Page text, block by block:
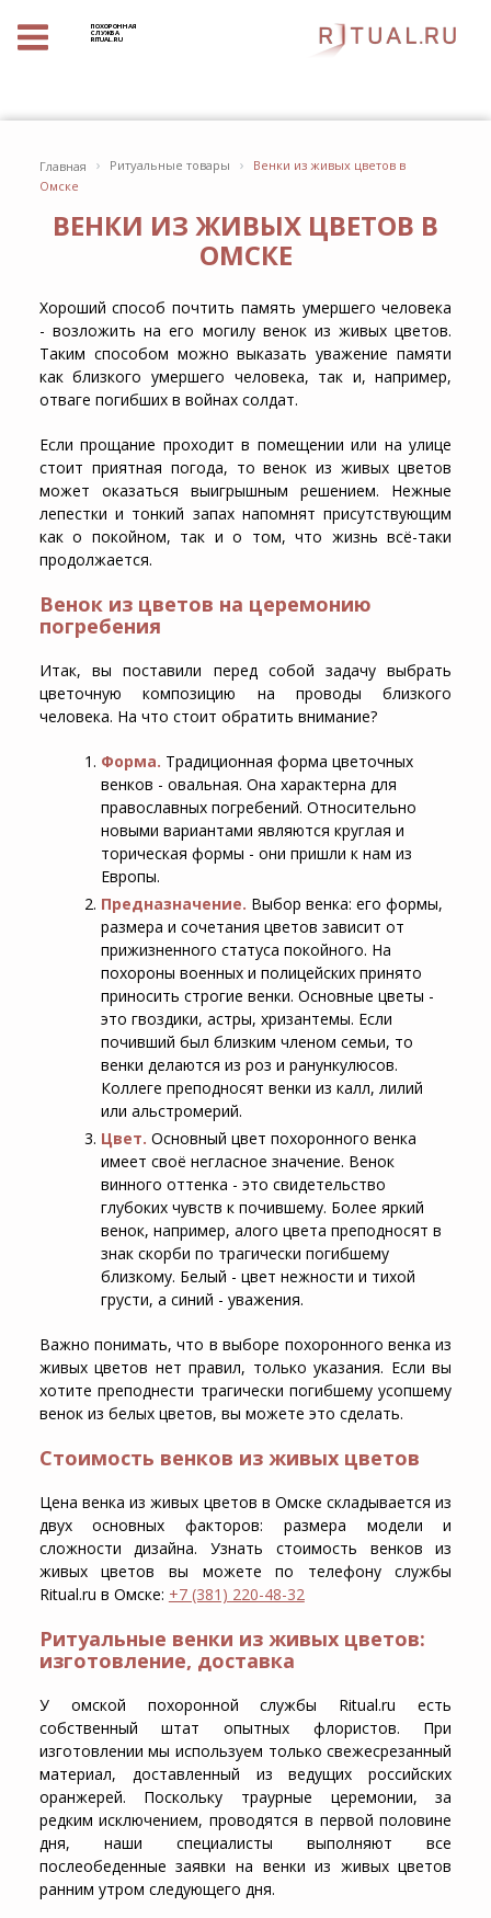
ПОХОРОННАЯ
СЛУЖБА
RITUAL.RU
Главная › Ритуальные товары ›
Венки из живых цветов в
Омске
ВЕНКИ ИЗ ЖИВЫХ ЦВЕТОВ В
ОМСКЕ
Хороший способ почтить память умершего человека
- возложить на его могилу венок из живых цветов.
Таким способом можно выказать уважение памяти
как близкого умершего человека, так и, например,
отваге погибших в войнах солдат.
Если прощание проходит в помещении или на улице
стоит приятная погода, то венок из живых цветов
может оказаться выигрышным решением. Нежные
лепестки и тонкий запах напомнят присутствующим
как о покойном, так и о том, что жизнь всё-таки
продолжается.
Венок из цветов на церемонию
погребения
Итак, вы поставили перед собой задачу выбрать
цветочную композицию на проводы близкого
человека. На что стоит обратить внимание?
Форма. Традиционная форма цветочных
венков - овальная. Она характерна для
православных погребений. Относительно
новыми вариантами являются круглая и
торическая формы - они пришли к нам из
Европы.
Предназначение. Выбор венка: его формы,
размера и сочетания цветов зависит от
прижизненного статуса покойного. На
похороны военных и полицейских принято
приносить строгие венки. Основные цветы -
это гвоздики, астры, хризантемы. Если
почивший был близким членом семьи, то
венки делаются из роз и ранункулюсов.
Коллеге преподносят венки из калл, лилий
или альстромерий.
Цвет. Основный цвет похоронного венка
имеет своё негласное значение. Венок
винного оттенка - это свидетельство
глубоких чувств к почившему. Более яркий
венок, например, алого цвета преподносят в
знак скорби по трагически погибшему
близкому. Белый - цвет нежности и тихой
грусти, а синий - уважения.
Важно понимать, что в выборе похоронного венка из
живых цветов нет правил, только указания. Если вы
хотите преподнести трагически погибшему усопшему
венок из белых цветов, вы можете это сделать.
Стоимость венков из живых цветов
Цена венка из живых цветов в Омске складывается из
двух основных факторов: размера модели и
сложности дизайна. Узнать стоимость венков из
живых цветов вы можете по телефону службы
Ritual.ru в Омске: +7 (381) 220-48-32
Ритуальные венки из живых цветов:
изготовление, доставка
У омской похоронной службы Ritual.ru есть
собственный штат опытных флористов. При
изготовлении мы используем только свежесрезанный
материал, доставленный из ведущих российских
оранжерей. Поскольку траурные церемонии, за
редким исключением, проводятся в первой половине
дня, наши специалисты выполняют все
послеобеденные заявки на венки из живых цветов
ранним утром следующего дня.